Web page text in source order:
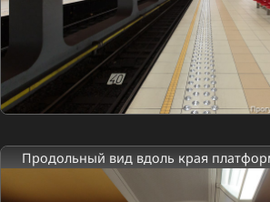
Продольный вид вдоль края